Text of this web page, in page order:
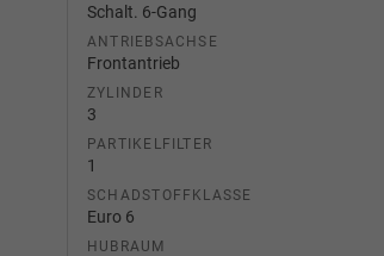
Schalt. 6-Gang
ANTRIEBSACHSE
Frontantrieb
ZYLINDER
3
PARTIKELFILTER
1
SCHADSTOFFKLASSE
Euro 6
HUBRAUM